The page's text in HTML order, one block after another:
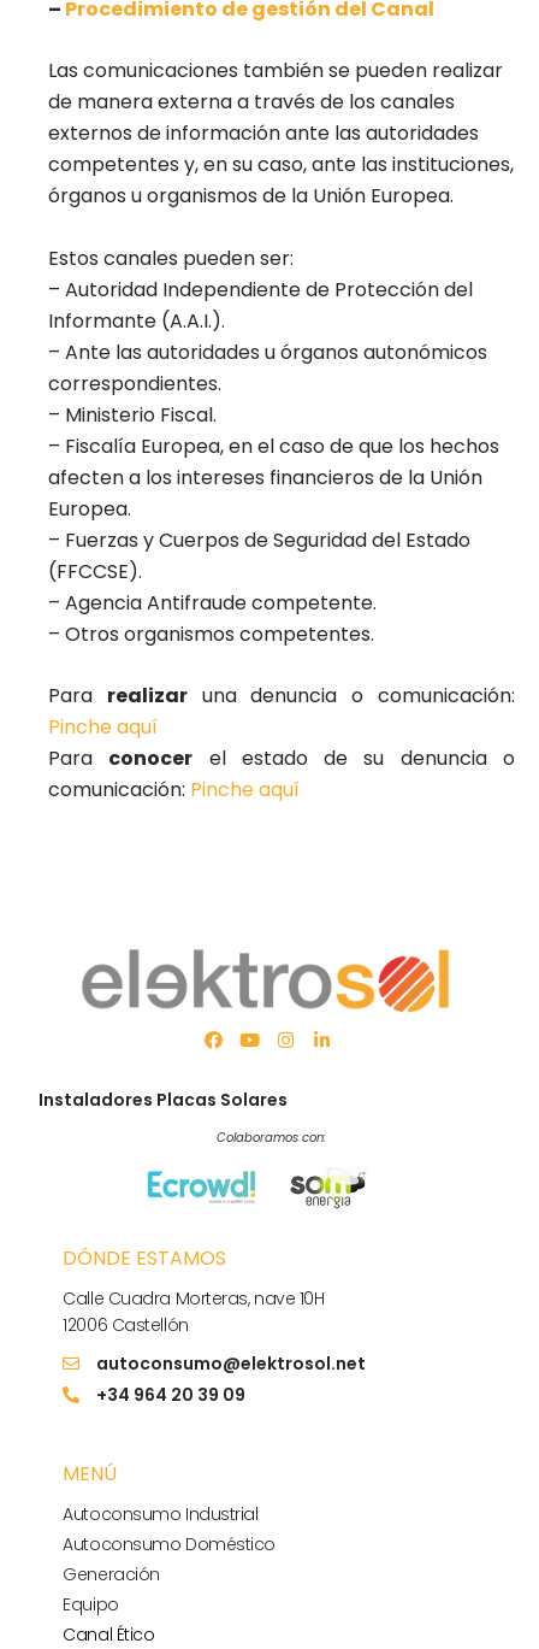
– Procedimiento de gestión del Canal
Las comunicaciones también se pueden realizar
de manera externa a través de los canales
externos de información ante las autoridades
competentes y, en su caso, ante las instituciones,
órganos u organismos de la Unión Europea.
Estos canales pueden ser:
– Autoridad Independiente de Protección del
Informante (A.A.I.).
– Ante las autoridades u órganos autonómicos
correspondientes.
– Ministerio Fiscal.
– Fiscalía Europea, en el caso de que los hechos
afecten a los intereses financieros de la Unión
Europea.
– Fuerzas y Cuerpos de Seguridad del Estado
(FFCCSE).
– Agencia Antifraude competente.
– Otros organismos competentes.
Para realizaruna denuncia o comunicación:
Pinche aquí
Para conocer el estado de su denuncia o
comunicación: Pinche aquí
Instaladores Placas Solares
Colaboramos con:
DÓNDE ESTAMOS
Calle Cuadra Morteras, nave 10H
12006 Castellón
autoconsumo@elektrosol.net
+34 964 20 39 09
MENÚ
Autoconsumo Industrial
Autoconsumo Doméstico
Generación
Equipo
Canal Ético